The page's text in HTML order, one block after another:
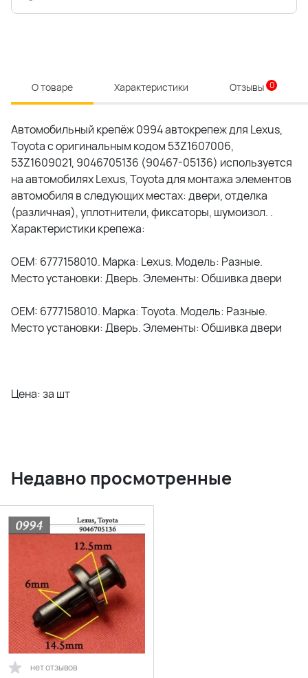
О товаре Характеристики Отзывы 0
Автомобильный крепёж 0994 автокрепеж для Lexus,
Toyota c оригинальным кодом 53Z1607006,
53Z1609021, 9046705136 (90467-05136) используется
на автомобилях Lexus, Toyota для монтажа элементов
автомобиля в следующих местах: двери, отделка
(различная), уплотнители, фиксаторы, шумоизол. .
Характеристики крепежа:
OEM: 6777158010. Марка: Lexus. Модель: Разные.
Место установки: Дверь. Элементы: Обшивка двери
OEM: 6777158010. Марка: Toyota. Модель: Разные.
Место установки: Дверь. Элементы: Обшивка двери
Цена: за шт
Недавно просмотренные
нет отзывов